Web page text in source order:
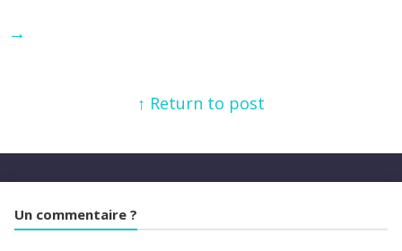
→
↑ Return to post
Un commentaire ?